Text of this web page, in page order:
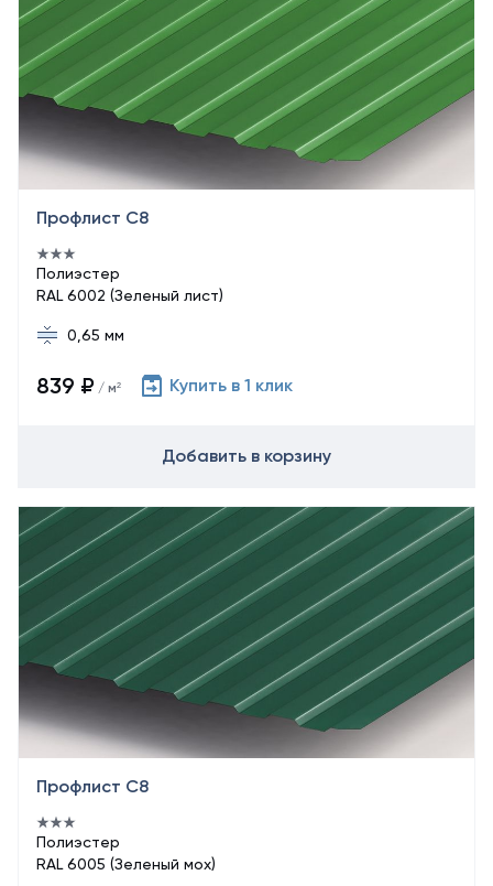
Профлист С8
Полиэстер
RAL 6002 (Зеленый лист)
0,65 мм
839 ₽ / м² Купить в 1 клик
Добавить в корзину
Профлист С8
Полиэстер
RAL 6005 (Зеленый мох)